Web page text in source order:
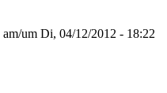
am/um Di, 04/12/2012 - 18:22